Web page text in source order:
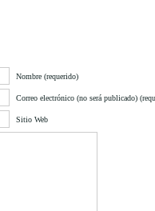
Nombre (requerido)
Correo electrónico (no será publicado)
Sitio Web